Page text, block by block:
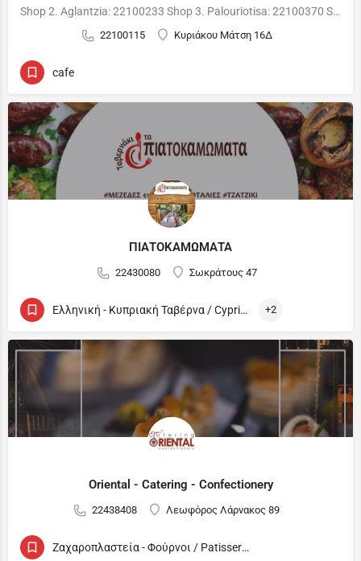
Shop 2. Aglantzia: 22100233 Shop 3. Palouriotisa: 22100370 Shop 4: Tseriou, Strovolos :…
22100115 Κυριάκου Μάτση 16Δ
cafe
ΠΙΑΤΟΚΑΜΩΜΑΤΑ
22430080 Σωκράτους 47
Ελληνική - Κυπριακή Ταβέρνα / Cypriot and Greek Tavern +2
Oriental - Catering - Confectionery
22438408 Λεωφόρος Λάρνακος 89
Ζαχαροπλαστεία - Φούρνοι / Patisseries - Bakeries